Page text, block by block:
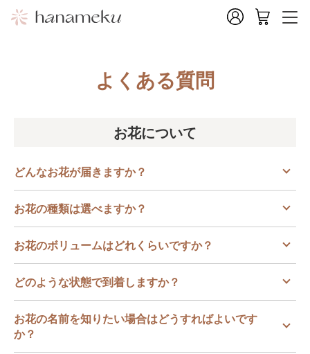
よくある質問
お花について
どんなお花が届きますか？
お花の種類は選べますか？
お花のボリュームはどれくらいですか？
どのような状態で到着しますか？
お花の名前を知りたい場合はどうすればよいです
か？